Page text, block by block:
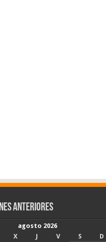
Anteriores
agosto 2026
X J V S
D